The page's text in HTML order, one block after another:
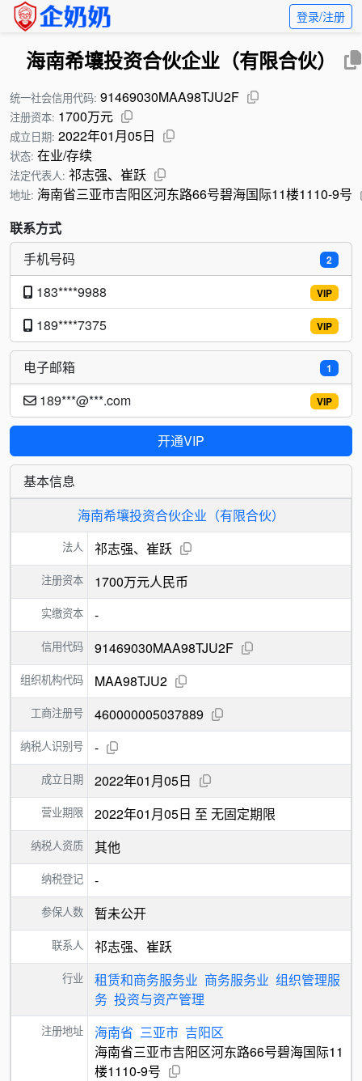
登录/注册
海南希壤投资合伙企业（有限合伙）
统一社会信用代码: 91469030MAA98TJU2F
注册资本: 1700万元
成立日期: 2022年01月05日
状态: 在业/存续
法定代表人: 祁志强、崔跃
地址: 海南省三亚市吉阳区河东路66号碧海国际11楼1110-9号
联系方式
2
手机号码
VIP
183****9988
VIP
189****7375
1
电子邮箱
VIP
189***@***.com
开通VIP
基本信息
海南希壤投资合伙企业（有限合伙）
法人 祁志强、崔跃
注册资本 1700万元人民币
实缴资本 -
信用代码 91469030MAA98TJU2F
组织机构代码 MAA98TJU2
工商注册号 460000005037889
纳税人识别号 -
成立日期 2022年01月05日
营业期限 2022年01月05日 至 无固定期限
纳税人资质 其他
纳税登记 -
参保人数 暂未公开
联系人 祁志强、崔跃
行业 租赁和商务服务业 商务服务业 组织管理服
务 投资与资产管理
注册地址 海南省 三亚市 吉阳区
海南省三亚市吉阳区河东路66号碧海国际11
楼1110-9号